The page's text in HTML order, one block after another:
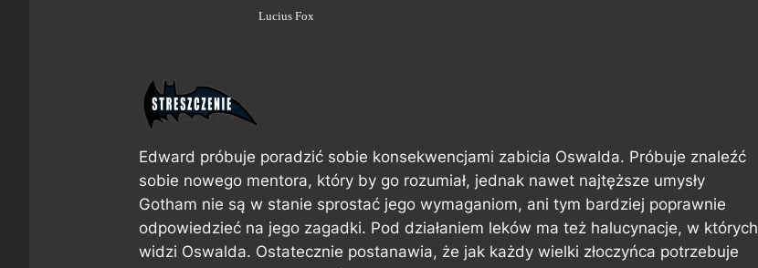
Lucius Fox
Edward próbuje poradzić sobie konsekwencjami zabicia Oswalda. Próbuje znaleźć
sobie nowego mentora, który by go rozumiał, jednak nawet najtęższe umysły
Gotham nie są w stanie sprostać jego wymaganiom, ani tym bardziej poprawnie
odpowiedzieć na jego zagadki. Pod działaniem leków ma też halucynacje, w których
widzi Oswalda. Ostatecznie postanawia, że jak każdy wielki złoczyńca potrzebuje